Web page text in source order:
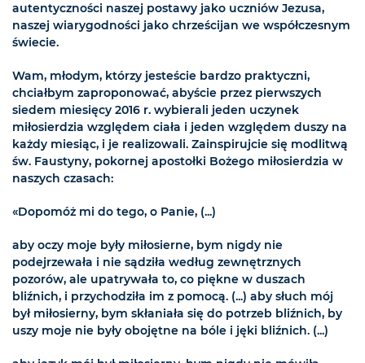
autentyczności naszej postawy jako uczniów Jezusa,
naszej wiarygodności jako chrześcijan we współczesnym
świecie.
Wam, młodym, którzy jesteście bardzo praktyczni,
chciałbym zaproponować, abyście przez pierwszych
siedem miesięcy 2016 r. wybierali jeden uczynek
miłosierdzia względem ciała i jeden względem duszy na
każdy miesiąc, i je realizowali. Zainspirujcie się modlitwą
św. Faustyny, pokornej apostołki Bożego miłosierdzia w
naszych czasach:
«Dopomóż mi do tego, o Panie, (...)
aby oczy moje były miłosierne, bym nigdy nie
podejrzewała i nie sądziła według zewnętrznych
pozorów, ale upatrywała to, co piękne w duszach
bliźnich, i przychodziła im z pomocą. (...) aby słuch mój
był miłosierny, bym skłaniała się do potrzeb bliźnich, by
uszy moje nie były obojętne na bóle i jęki bliźnich. (...)